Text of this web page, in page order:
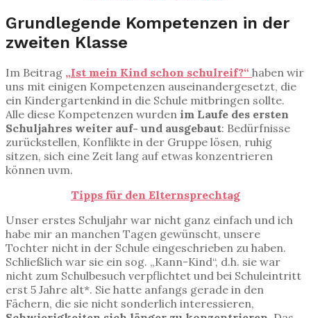
Grundlegende Kompetenzen in der
zweiten Klasse
Im Beitrag „Ist mein Kind schon schulreif?“ haben wir
uns mit einigen Kompetenzen auseinandergesetzt, die
ein Kindergartenkind in die Schule mitbringen sollte.
Alle diese Kompetenzen wurden im Laufe des ersten
Schuljahres weiter auf- und ausgebaut: Bedürfnisse
zurückstellen, Konflikte in der Gruppe lösen, ruhig
sitzen, sich eine Zeit lang auf etwas konzentrieren
können uvm.
Tipps für den Elternsprechtag
Unser erstes Schuljahr war nicht ganz einfach und ich
habe mir an manchen Tagen gewünscht, unsere
Tochter nicht in der Schule eingeschrieben zu haben.
Schließlich war sie ein sog. „Kann-Kind“, d.h. sie war
nicht zum Schulbesuch verpflichtet und bei Schuleintritt
erst 5 Jahre alt*. Sie hatte anfangs gerade in den
Fächern, die sie nicht sonderlich interessieren,